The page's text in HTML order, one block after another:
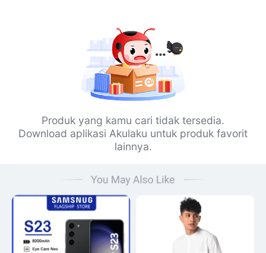
Produk yang kamu cari tidak tersedia.
Download aplikasi Akulaku untuk produk favorit
lainnya.